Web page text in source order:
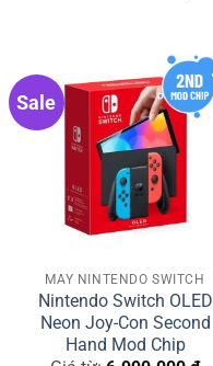
Sale
MÁY NINTENDO SWITCH
Nintendo Switch OLED
Neon Joy-Con Second
Hand Mod Chip